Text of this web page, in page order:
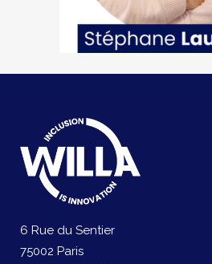
6 Rue du Sentier
75002 Paris